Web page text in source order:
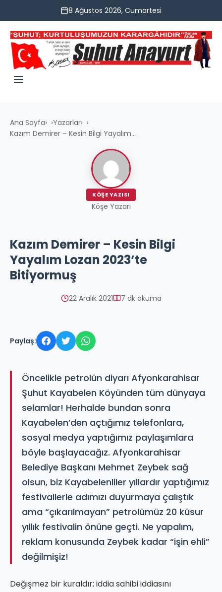
8 Ağustos 2026, Cumartesi
Ana Sayfa› Yazarlar›
Kazım Demirer – Kesin Bilgi Yayalım...
KÖŞE YAZISI
Köşe Yazarı
Kazım Demirer – Kesin Bilgi
Yayalım Lozan 2023’te
Bitiyormuş
22 Aralık 2021 7 dk okuma
Paylaş:
Öncelikle petrolün diyarı Afyonkarahisar
Şuhut Kayabelen Köyünden tüm dünyaya
selamlar! Herhalde bundan sonra
Kayabelen’den açtığımız telefonlara,
sosyal medya yaptığımız paylaşımlara
böyle başlayacağız. Afyonkarahisar
Belediye Başkanı Mehmet Zeybek sağ
olsun, biz Kayabelenliler yıllardır yaptığımız
festivallerle adımızı duyurmaya çalıştık
ama “çıkarılmayan” petrolümüz 20 küsur
yıllık festivalin önüne geçti. Ne yapalım,
reklam konusunda Zeybek kadar “işin ehli”
değilmişiz!
Değişmez bir kuraldır; iddia sahibi iddiasını